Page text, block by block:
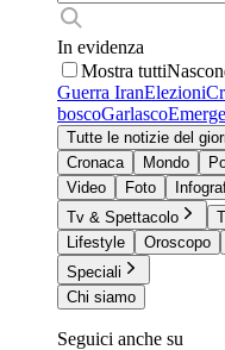
In evidenza
Mostra tutti
Guerra IranElezioni
boscoGarlasco
Tutte le notizie del
Cronaca
Mondo
Video
Foto
Tv & Spettacolo
Lifestyle
Oroscopo
Speciali
Chi siamo
Seguici anche su